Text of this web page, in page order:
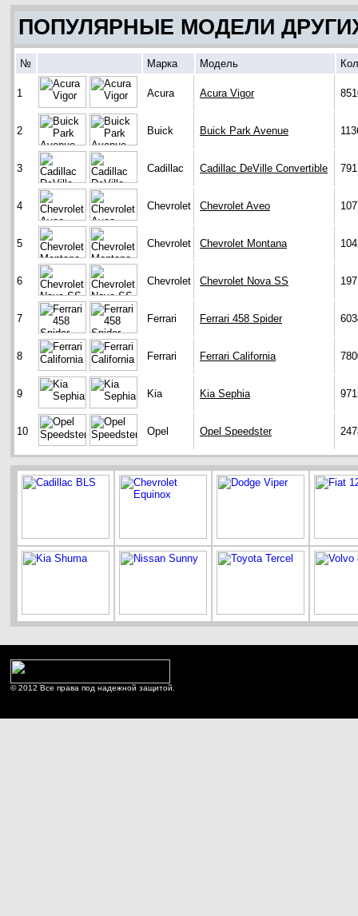
ПОПУЛЯРНЫЕ МОДЕЛИ
№ Марка Модель
1 Acura Acura Vigor
2 Buick Buick Park Avenue
3 Cadillac Cadillac DeVille Convertible
4 Chevrolet Chevrolet Aveo
5 Chevrolet Chevrolet Montana
6 Chevrolet Chevrolet Nova SS
7 Ferrari Ferrari 458 Spider
8 Ferrari Ferrari California
9 Kia Kia Sephia
10 Opel Opel Speedster
© 2012 Все права под надежной защитой.